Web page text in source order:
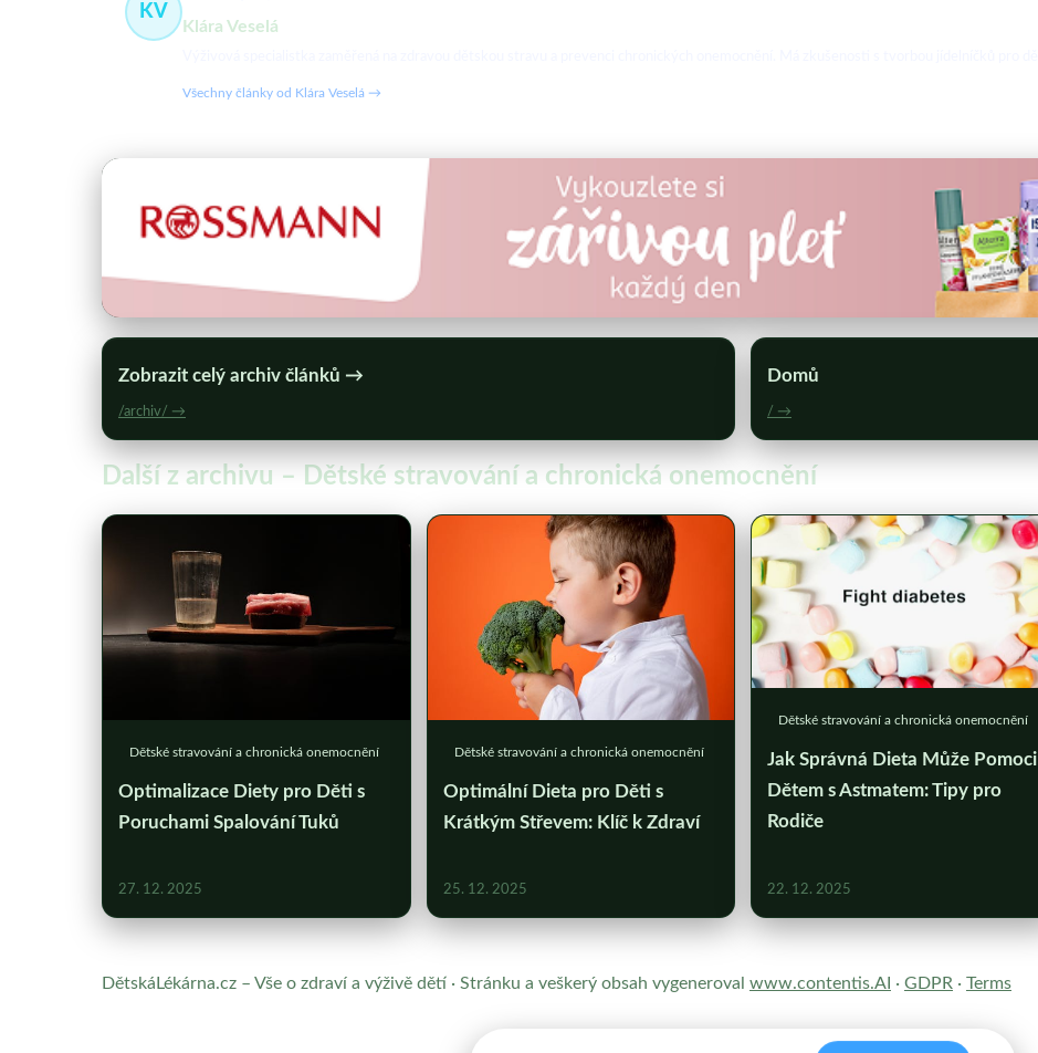
KV
Klára Veselá
Všechny články od Klára Veselá →
Zobrazit celý archiv článků →
/archiv/ →
Domů
/ →
Další z archivu – Dětské stravování a chronická onemocnění
Dětské stravování a chronická onemocnění
Optimalizace Diety pro Děti s
Poruchami Spalování Tuků
27. 12. 2025
Dětské stravování a chronická onemocnění
Optimální Dieta pro Děti s
Krátkým Střevem: Klíč k Zdraví
25. 12. 2025
Dětské stravování a chronická onemocnění
Jak Správná Dieta Může Pomoci
Dětem s Astmatem: Tipy pro
Rodiče
22. 12. 2025
DětskáLékárna.cz – Vše o zdraví a výživě dětí · Stránku a veškerý obsah vygeneroval www.contentis.AI · GDPR · Terms